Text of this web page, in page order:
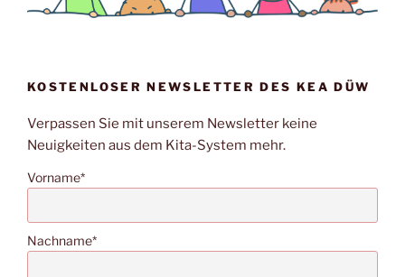
KOSTENLOSER NEWSLETTER DES KEA DÜW
Verpassen Sie mit unserem Newsletter keine
Neuigkeiten aus dem Kita-System mehr.
Vorname*
Nachname*